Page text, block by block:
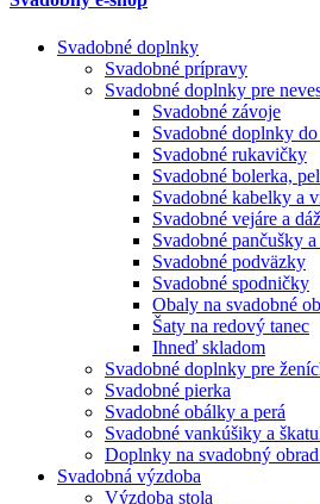
Svadobné doplnky
Svadobné prípravy
Svadobné doplnky pre
Svadobné závoje
Svadobné doplnky
Svadobné rukavičky
Svadobné bolerka,
Svadobné kabelky a
Svadobné vejáre a
Svadobné pančušky
Svadobné podväzky
Svadobné spodničky
Obaly na svadobné
Šaty na redový tanec
Ihneď skladom
Svadobné doplnky pre
Svadobné pierka
Svadobné obálky a perá
Svadobné vankúšiky a
Doplnky na svadobný
Svadobná výzdoba
Výzdoba stola